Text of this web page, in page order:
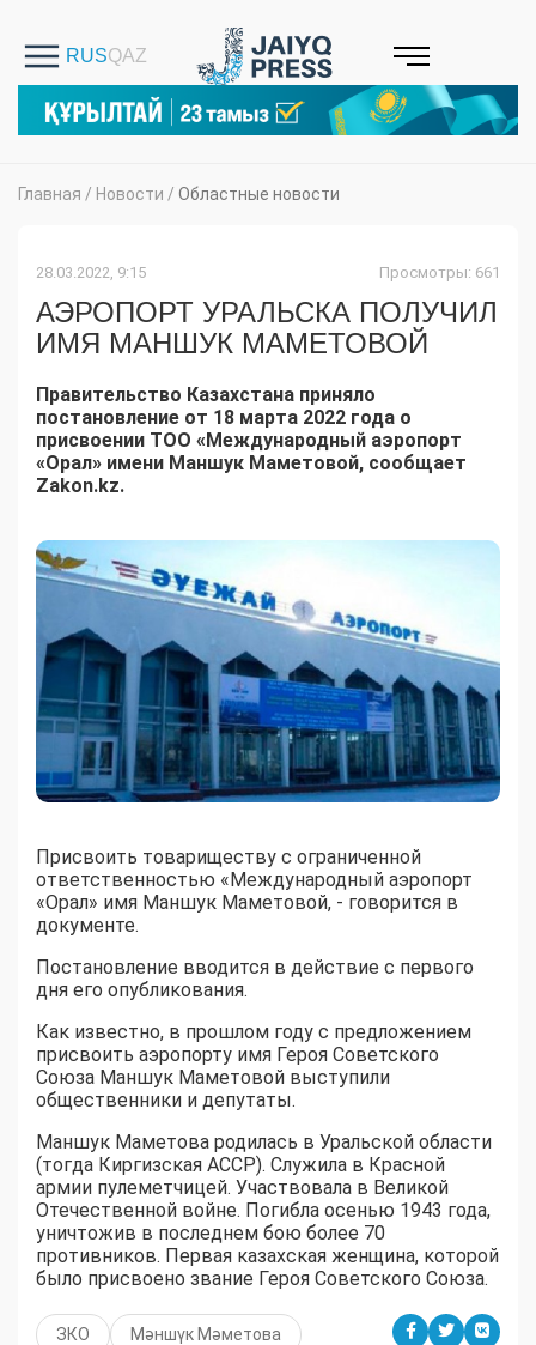
Главная / Новости / Областные новости
28.03.2022, 9:15 Просмотры: 661
АЭРОПОРТ УРАЛЬСКА ПОЛУЧИЛ
ИМЯ МАНШУК МАМЕТОВОЙ
Правительство Казахстана приняло
постановление от 18 марта 2022 года о
присвоении ТОО «Международный аэропорт
«Орал» имени Маншук Маметовой, сообщает
Zakon.kz.
Присвоить товариществу с ограниченной
ответственностью «Международный аэропорт
«Орал» имя Маншук Маметовой, - говорится в
документе.
Постановление вводится в действие с первого
дня его опубликования.
Как известно, в прошлом году с предложением
присвоить аэропорту имя Героя Советского
Союза Маншук Маметовой выступили
общественники и депутаты.
Маншук Маметова родилась в Уральской области
(тогда Киргизская АССР). Служила в Красной
армии пулеметчицей. Участвовала в Великой
Отечественной войне. Погибла осенью 1943 года,
уничтожив в последнем бою более 70
противников. Первая казахская женщина, которой
было присвоено звание Героя Советского Союза.
ЗКО Мәншүк Мәметова